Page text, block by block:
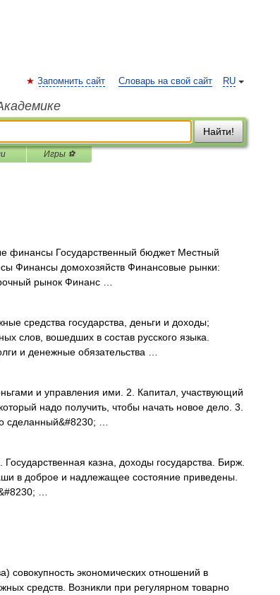
RU
Запомнить сайт Словарь на свой сайт
Найти!
Игры ⚽
Государственный бюджет Местный
Финансы домохозяйств Финансовые рынки:
рынок Финанс …
средства государства, деньги и доходы;
слов, вошедших в состав русского языка.
и денежные обязательства …
и управления ими. 2. Капитал, участвующий
надо получить, чтобы начать новое дело. 3.
сделанный&#8230; …
казна, доходы государства. Бирж.
в доброе и надлежащее состояние приведены.
…
экономических отношений в
средств. Возникли при регулярном товарно